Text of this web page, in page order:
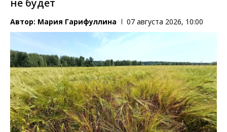
не будет
Автор: Мария Гарифуллина 07 августа 2026, 10:00